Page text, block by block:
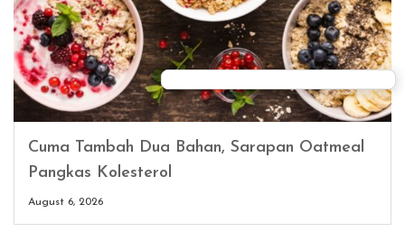
Cuma Tambah Dua Bahan, Sarapan Oatmeal
Pangkas Kolesterol
August 6, 2026